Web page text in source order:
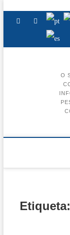
content
FacebookInstagram
O
Etiqueta: